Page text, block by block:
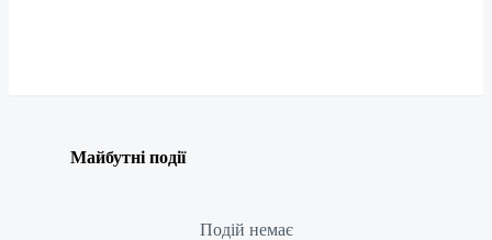
Майбутні події
Подій немає